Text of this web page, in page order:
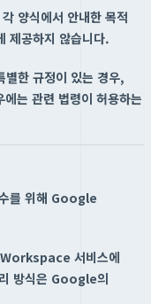
양식에서 안내한 목적
제공하지 않습니다.
별한 규정이 있는 경우,
는 관련 법령이 허용하는
를 위해 Google
서비스에
방식은 Google의